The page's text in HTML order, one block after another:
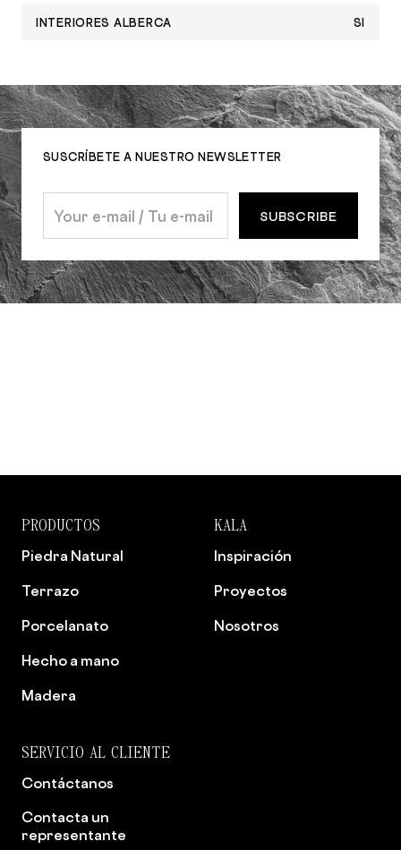
INTERIORES ALBERCA SI
SUSCRÍBETE A NUESTRO NEWSLETTER
SUBSCRIBE
PRODUCTOS
Piedra Natural
Terrazo
Porcelanato
Hecho a mano
Madera
KALA
Inspiración
Proyectos
Nosotros
SERVICIO AL CLIENTE
Contáctanos
Contacta un
representante